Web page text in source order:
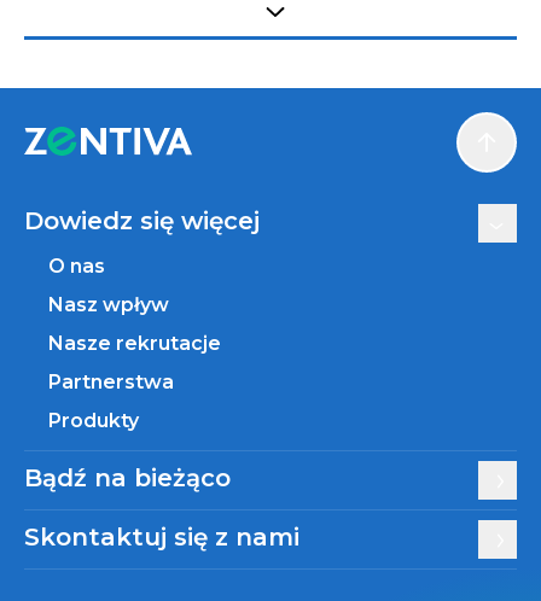
Dowiedz się więcej
O nas
Nasz wpływ
Nasze rekrutacje
Partnerstwa
Produkty
Bądź na bieżąco
Skontaktuj się z nami